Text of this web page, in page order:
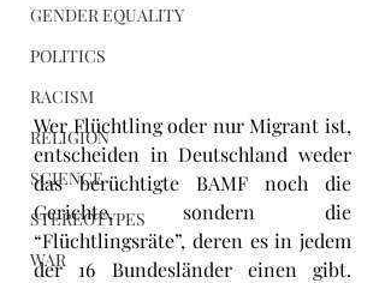
GENDER EQUALITY
POLITICS
RACISM
RELIGION
SCIENCE
STEREOTYPES
WAR
Wer Flüchtling oder nur Migrant ist,
entscheiden in Deutschland weder
das berüchtigte BAMF noch die
Gerichte, sondern die
“Flüchtlingsräte”, deren es in jedem
der 16 Bundesländer einen gibt.